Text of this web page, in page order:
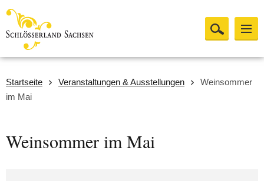
Startseite Veranstaltungen & Ausstellungen
Weinsommer
im Mai
Weinsommer im Mai